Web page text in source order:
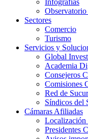
Infografías
Sectores
Comercio
Turismo
Servicios y
Global
Academia
Consejeros
Comisiones
Red de
Síndicos del
Cámaras Afiliadas
Localización
Presidentes